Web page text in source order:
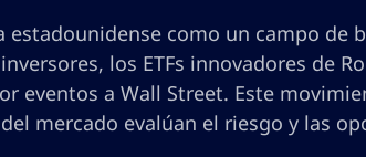
estadounidense como un campo de
los ETFs innovadores de
eventos a Wall Street. Este
mercado evalúan el riesgo y las